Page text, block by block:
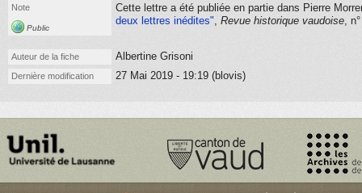
Note
Public
Cette lettre a été publiée en partie dans Pierre
deux lettres inédites", Revue historique vaudoise,
Auteur de la fiche Albertine Grisoni
Dernière modification 27 Mai 2019 - 19:19 (blovis)